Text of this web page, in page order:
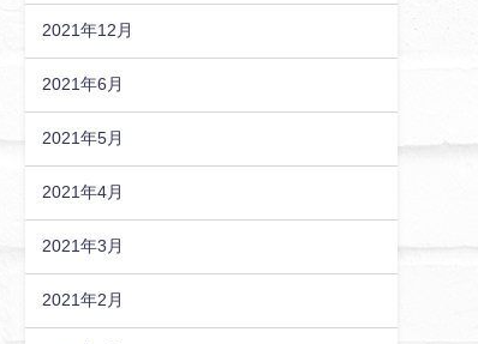
2021年12月
2021年6月
2021年5月
2021年4月
2021年3月
2021年2月